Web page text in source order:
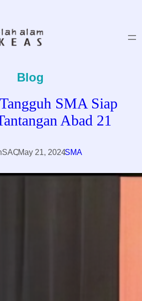
Blog
SMA Siap
Abad 21
,May 21, 2024
.SMA